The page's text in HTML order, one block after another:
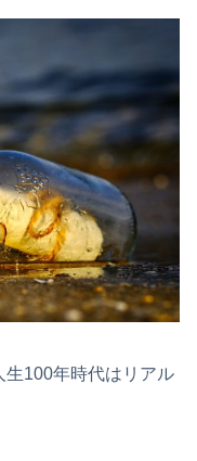
生100年時代はリアル